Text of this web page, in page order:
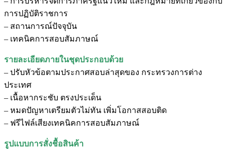
การปฏิบัติราชการ
– สถานการณ์ปัจจุบัน
– เทคนิคการสอบสัมภาษณ์
รายละเอียดภายในชุดประกอบด้วย
– ปรับหัวข้อตามประกาศสอบล่าสุดของ กระทรวงการต่าง
ประเทศ
– เนื้อหากระชับ ตรงประเด็น
– หมดปัญหาเตรียมตัวไม่ทัน เพิ่มโอกาสสอบติด
– ฟรีไฟล์เสียงเทคนิคการสอบสัมภาษณ์
รูปแบบการสั่งชื้อสินค้า